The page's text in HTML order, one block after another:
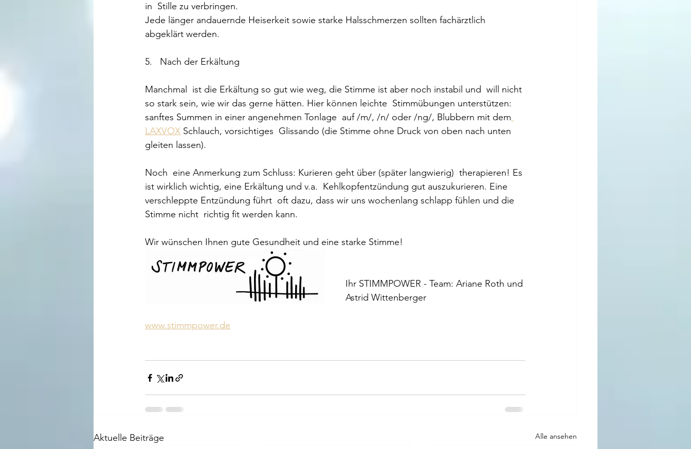
in  Stille zu verbringen.
Jede länger andauernde Heiserkeit sowie starke Halsschmerzen sollten fachärztlich
abgeklärt werden.
5.   Nach der Erkältung
Manchmal  ist die Erkältung so gut wie weg, die Stimme ist aber noch instabil und  will nicht
so stark sein, wie wir das gerne hätten. Hier können leichte  Stimmübungen unterstützen:
sanftes Summen in einer angenehmen Tonlage  auf /m/, /n/ oder /ng/, Blubbern mit dem
LAXVOX Schlauch, vorsichtiges  Glissando (die Stimme ohne Druck von oben nach unten
gleiten lassen).
Noch  eine Anmerkung zum Schluss: Kurieren geht über (später langwierig)  therapieren! Es
ist wirklich wichtig, eine Erkältung und v.a.  Kehlkopfentzündung gut auszukurieren. Eine
verschleppte Entzündung führt  oft dazu, dass wir uns wochenlang schlapp fühlen und die
Stimme nicht  richtig fit werden kann.
Wir wünschen Ihnen gute Gesundheit und eine starke Stimme!
Ihr STIMMPOWER - Team: Ariane Roth und
Astrid Wittenberger
www.stimmpower.de
Aktuelle Beiträge Alle ansehen